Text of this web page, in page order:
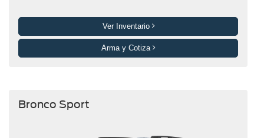
Ver Inventario
Arma y Cotiza
Bronco Sport